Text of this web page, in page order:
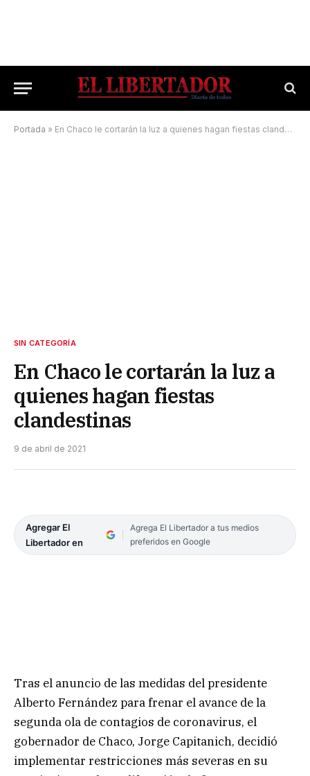
Portada » En Chaco le cortarán la luz a quienes hagan fiestas clandestinas
SIN CATEGORÍA
En Chaco le cortarán la luz a
quienes hagan fiestas
clandestinas
9 de abril de 2021
Agregar El
Libertador en
Agrega El Libertador a tus medios
preferidos en Google
Tras el anuncio de las medidas del presidente
Alberto Fernández para frenar el avance de la
segunda ola de contagios de coronavirus, el
gobernador de Chaco, Jorge Capitanich, decidió
implementar restricciones más severas en su